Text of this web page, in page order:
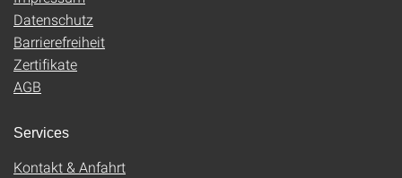
Datenschutz
Barrierefreiheit
Zertifikate
AGB
Services
Kontakt & Anfahrt